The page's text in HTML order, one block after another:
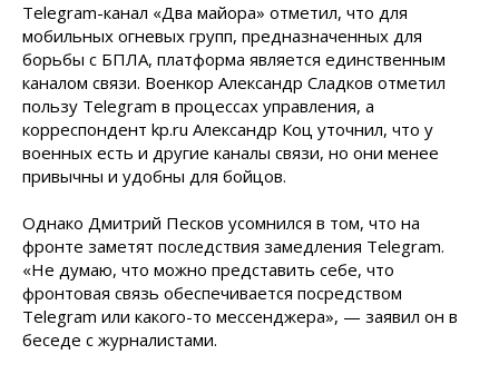
Telegram-канал «Два майора» отметил, что для
мобильных огневых групп, предназначенных для
борьбы с БПЛА, платформа является единственным
каналом связи. Военкор Александр Сладков отметил
пользу Telegram в процессах управления, а
корреспондент kp.ru Александр Коц уточнил, что у
военных есть и другие каналы связи, но они менее
привычны и удобны для бойцов.
Однако Дмитрий Песков усомнился в том, что на
фронте заметят последствия замедления Telegram.
«Не думаю, что можно представить себе, что
фронтовая связь обеспечивается посредством
Telegram или какого-то мессенджера», — заявил он в
беседе с журналистами.